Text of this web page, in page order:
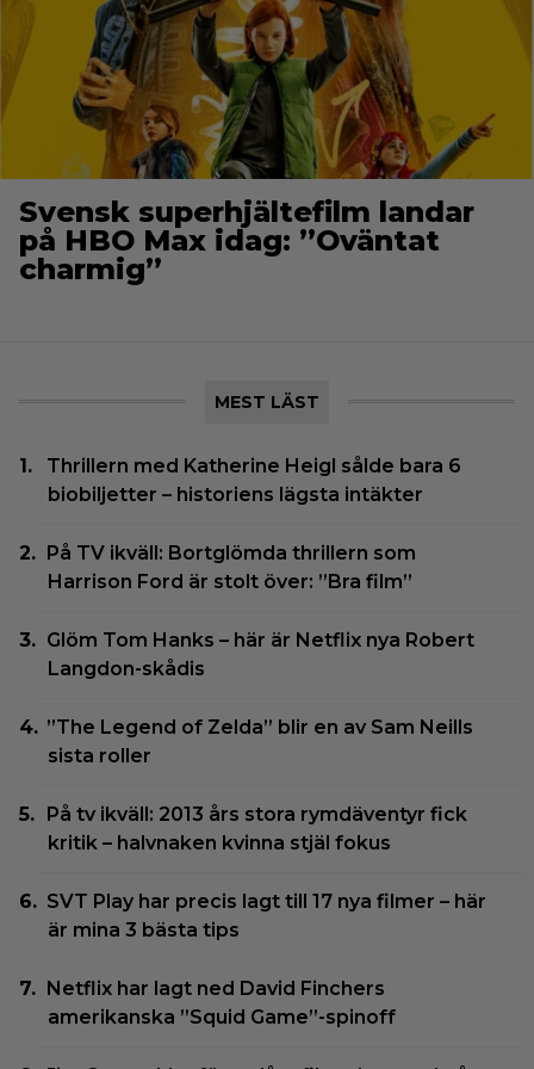
Svensk superhjältefilm landar
på HBO Max idag: ”Oväntat
charmig”
MEST LÄST
Thrillern med Katherine Heigl sålde bara 6
biobiljetter – historiens lägsta intäkter
På TV ikväll: Bortglömda thrillern som
Harrison Ford är stolt över: ”Bra film”
Glöm Tom Hanks – här är Netflix nya Robert
Langdon-skådis
”The Legend of Zelda” blir en av Sam Neills
sista roller
På tv ikväll: 2013 års stora rymdäventyr fick
kritik – halvnaken kvinna stjäl fokus
SVT Play har precis lagt till 17 nya filmer – här
är mina 3 bästa tips
Netflix har lagt ned David Finchers
amerikanska ”Squid Game”-spinoff